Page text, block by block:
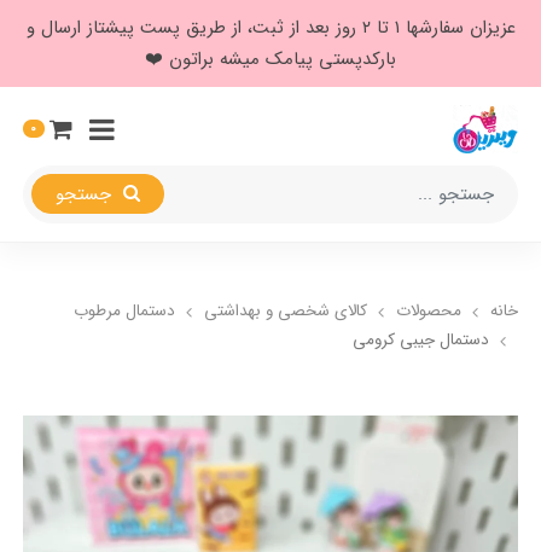
عزیزان سفارشها ۱ تا ۲ روز بعد از ثبت، از طریق پست پیشتاز ارسال و
بارکدپستی پیامک میشه براتون ❤️
0
خانه محصولات کالای شخصی و بهداشتی
دستمال مرطوب
دستمال جیبی کرومی